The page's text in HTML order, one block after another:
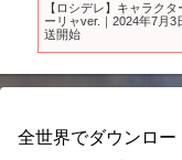
【ロシデレ】キャラクタ
ーリャver.｜2024年7月3
送開始
全世界でダウンロー